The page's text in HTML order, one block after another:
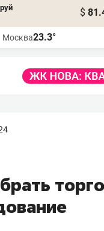
$
Москва23.3°